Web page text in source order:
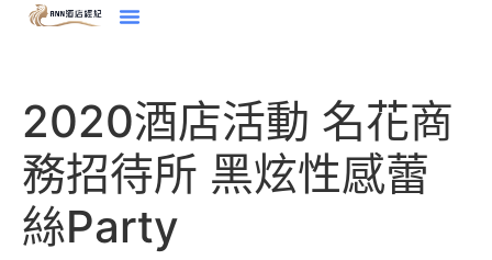
2020酒店活動 名花商
務招待所 黑炫性感蕾
絲Party